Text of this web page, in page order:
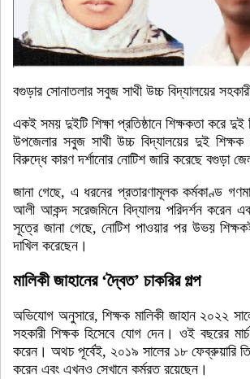
বগুড়ার সোনাতলার সবুজ সাথী উচ্চ বিদ্যালয়ের
একই সময় দুইটি শিক্ষা প্রতিষ্ঠানে শিক্ষকতা করে
উপজেলার সবুজ সাথী উচ্চ বিদ্যালয়ের দুই
বিরুদ্ধে কারণ দর্শানোর নোটিশ জারি করেছে বগুড়া
জানা গেছে, এ ধরনের প্রতারণামূলক কর্মকাণ্ড
আলী আকন্দ সরেজমিনে বিদ্যালয় পরিদর্শন করেন
সূত্রে জানা গেছে, নোটিশ পাওয়ার পর উভয়
দাখিল করেছেন।
মালিকী জাহানের ‘দ্বৈত’ চাকরির গল্প
অভিযোগ অনুসারে, শিক্ষক মালিকী জাহান ২০২২
সহকারী শিক্ষক হিসেবে যোগ দেন। ওই বছরের
করেন। অথচ পূর্বেই, ২০১৯ সালের ১৮ ফেব্রুয়ারি
করেন এবং এখনও সেখানে কর্মরত রয়েছেন।